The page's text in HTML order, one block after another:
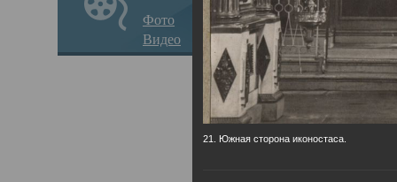
Фото
Видео
21. Южная сторона иконостаса.